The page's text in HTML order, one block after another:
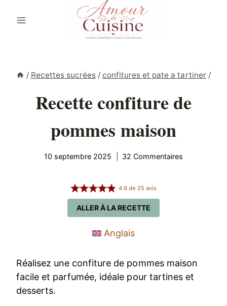
/ Recettes sucrées / confitures et pate a tartiner /
Recette confiture de
pommes maison
10 septembre 2025 32 Commentaires
ALLER À LA RECETTE
4.9de 25 avis
Anglais
Réalisez une confiture de pommes maison
facile et parfumée, idéale pour tartines et
desserts.